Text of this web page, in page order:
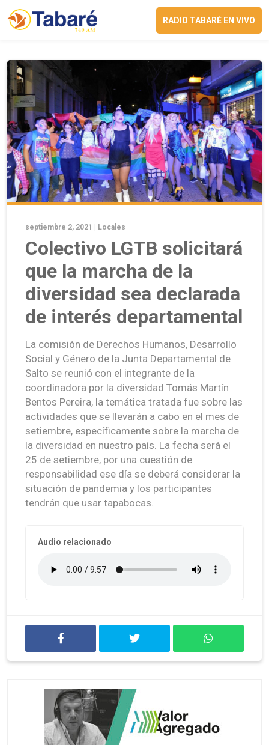
RADIO TABARÉ EN VIVO
septiembre 2, 2021 | Locales
Colectivo LGTB solicitará
que la marcha de la
diversidad sea declarada
de interés departamental
La comisión de Derechos Humanos, Desarrollo
Social y Género de la Junta Departamental de
Salto se reunió con el integrante de la
coordinadora por la diversidad Tomás Martín
Bentos Pereira, la temática tratada fue sobre las
actividades que se llevarán a cabo en el mes de
setiembre, específicamente sobre la marcha de
la diversidad en nuestro país. La fecha será el
25 de setiembre, por una cuestión de
responsabilidad ese día se deberá considerar la
situación de pandemia y los participantes
tendrán que usar tapabocas.
Audio relacionado